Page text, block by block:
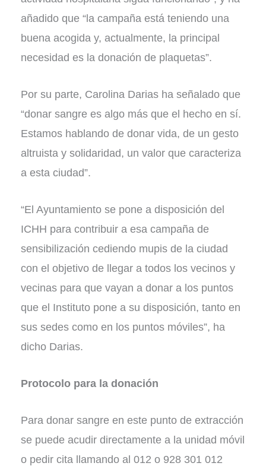
añadido que “la campaña está teniendo una
buena acogida y, actualmente, la principal
necesidad es la donación de plaquetas”.
Por su parte, Carolina Darias ha señalado que
“donar sangre es algo más que el hecho en sí.
Estamos hablando de donar vida, de un gesto
altruista y solidaridad, un valor que caracteriza
a esta ciudad”.
“El Ayuntamiento se pone a disposición del
ICHH para contribuir a esa campaña de
sensibilización cediendo mupis de la ciudad
con el objetivo de llegar a todos los vecinos y
vecinas para que vayan a donar a los puntos
que el Instituto pone a su disposición, tanto en
sus sedes como en los puntos móviles”, ha
dicho Darias.
Protocolo para la donación
Para donar sangre en este punto de extracción
se puede acudir directamente a la unidad móvil
o pedir cita llamando al 012 o 928 301 012